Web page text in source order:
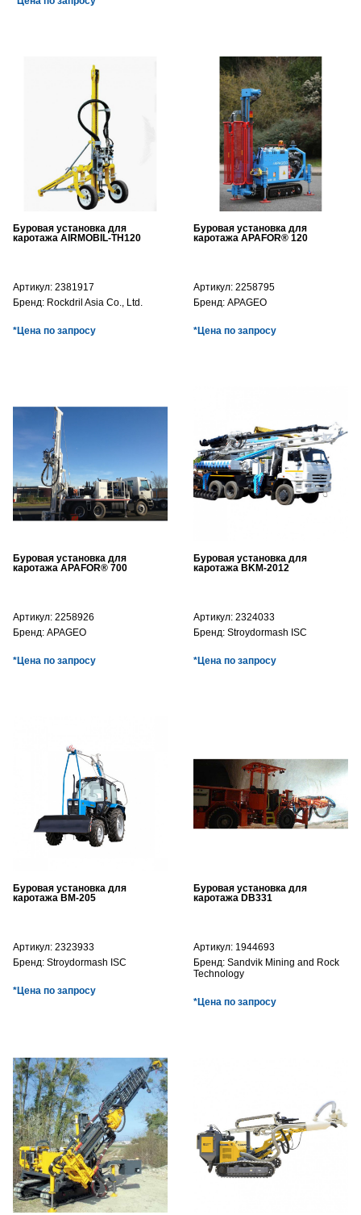
Буровая установка для
каротажа AIRMOBIL-TH120
Артикул: 2381917
Бренд: Rockdril Asia Co., Ltd.
*Цена по запросу
Буровая установка для
каротажа APAFOR® 120
Артикул: 2258795
Бренд: APAGEO
*Цена по запросу
Буровая установка для
каротажа APAFOR® 700
Артикул: 2258926
Бренд: APAGEO
*Цена по запросу
Буровая установка для
каротажа BKM-2012
Артикул: 2324033
Бренд: Stroydormash ISC
*Цена по запросу
Буровая установка для
каротажа BM-205
Артикул: 2323933
Бренд: Stroydormash ISC
*Цена по запросу
Буровая установка для
каротажа DB331
Артикул: 1944693
Бренд: Sandvik Mining and Rock
Technology
*Цена по запросу